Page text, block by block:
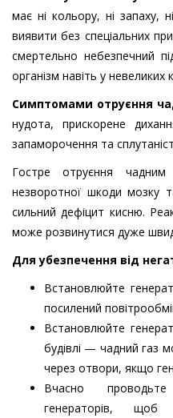
має ні кольору, ні запаху,
виявити без спеціальних
смертельно небезпечний
організм навіть у невеликих
Симптомами отруєння
нудота, прискорене
запаморочення та
Гостре отруєння
незворотної шкоди мозку
сильний дефіцит кисню.
може розвинутися дуже
Для убезпечення від
Встановлюйте
посилений
Встановлюйте
будівлі — чадний газ
через отвори, якщо
Вчасно проводьте
генераторів, щоб